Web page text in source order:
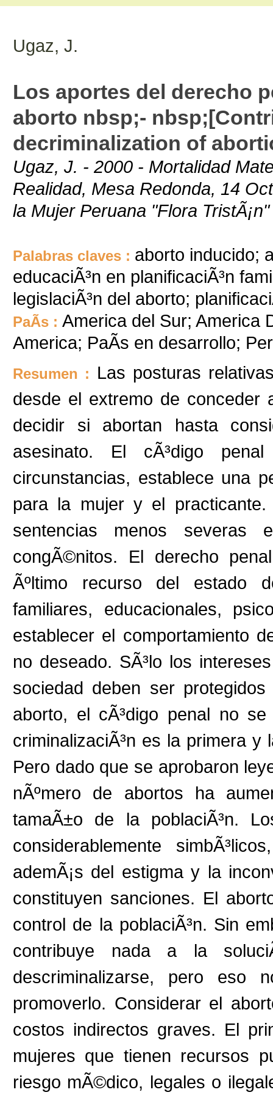
Ugaz, J.
Los aportes del derecho
aborto nbsp;-
decriminalization of
Ugaz, J. - 2000 - Mortalidad
Realidad, Mesa Redonda, 14
la Mujer Peruana "Flora
Palabras claves : aborto inducido;
educaciÃ³n en planificaciÃ³n
legislaciÃ³n del aborto;
PaÃ­s : America del Sur; America
America; PaÃ­s en desarrollo;
Resumen : Las posturas
desde el extremo de conceder
decidir si abortan hasta
asesinato. El cÃ³digo
circunstancias, establece una
para la mujer y el practicante.
sentencias menos severas
congÃ©nitos. El derecho
Ãºltimo recurso del estado
familiares, educacionales,
establecer el comportamiento
no deseado. SÃ³lo los
sociedad deben ser
aborto, el cÃ³digo penal no
criminalizaciÃ³n es la primera
Pero dado que se aprobaron
nÃºmero de abortos ha
tamaÃ±o de la poblaciÃ³n.
considerablemente
ademÃ¡s del estigma y la
constituyen sanciones. El
control de la poblaciÃ³n. Sin
contribuye nada a la
descriminalizarse, pero
promoverlo. Considerar el
costos indirectos graves. El
mujeres que tienen recursos
riesgo mÃ©dico, legales o